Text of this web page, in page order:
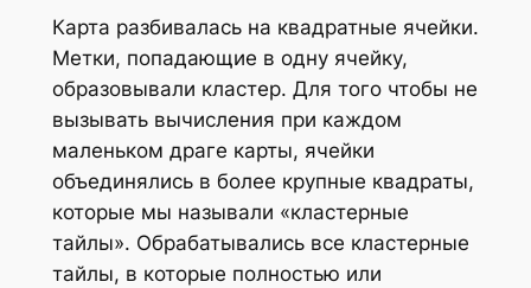
Карта разбивалась на квадратные ячейки.
Метки, попадающие в одну ячейку,
образовывали кластер. Для того чтобы не
вызывать вычисления при каждом
маленьком драге карты, ячейки
объединялись в более крупные квадраты,
которые мы называли «кластерные
тайлы». Обрабатывались все кластерные
тайлы, в которые полностью или